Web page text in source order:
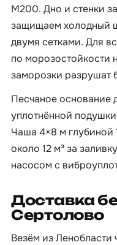
М200. Дно и стенки
защищаем холодный
двумя сетками. Для
по морозостойкости
заморозки разрушат
Песчаное основание
уплотнённой
Чаша 4×8 м глубиной
около 12 м³ за
насосом с
Доставка
Сертолово
Везём из Ленобласти